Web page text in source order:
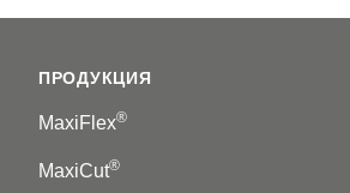
ПРОДУКЦИЯ
MaxiFlex®
MaxiCut®